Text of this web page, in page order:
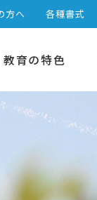
教育の特色
方へ 各種書式